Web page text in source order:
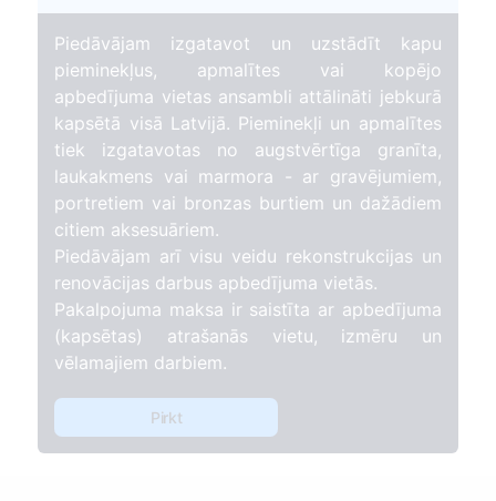
Piedāvājam izgatavot un uzstādīt kapu
pieminekļus, apmalītes vai kopējo
apbedījuma vietas ansambli attālināti jebkurā
kapsētā visā Latvijā. Pieminekļi un apmalītes
tiek izgatavotas no augstvērtīga granīta,
laukakmens vai marmora - ar gravējumiem,
portretiem vai bronzas burtiem un dažādiem
citiem aksesuāriem.
Piedāvājam arī visu veidu rekonstrukcijas un
renovācijas darbus apbedījuma vietās.
Pakalpojuma maksa ir saistīta ar apbedījuma
(kapsētas) atrašanās vietu, izmēru un
vēlamajiem darbiem.
Pirkt